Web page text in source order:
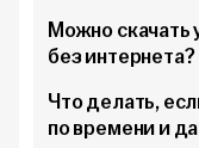
Можно скачать
без интернета?
Что делать,
по времени и